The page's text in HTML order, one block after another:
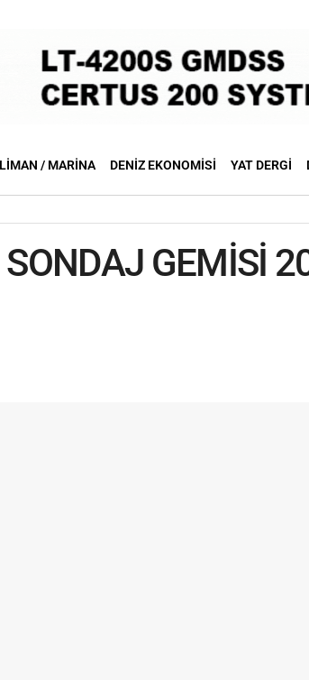
LIMAN / MARINA DENIZ EKONOMISI YAT DERGI
SONDAJ GEMİSİ